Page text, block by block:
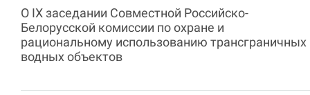
О IX заседании Совместной Российско-
Белорусской комиссии по охране и
рациональному использованию трансграничных
водных объектов